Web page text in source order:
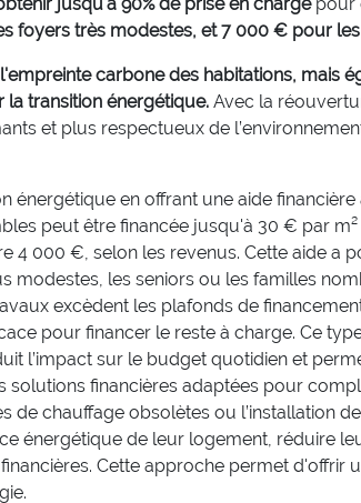
foyers très modestes, et 7 000 € pour
carbone des habitations, mais
transition énergétique. Avec la
et plus respectueux de
énergétique en offrant une aide
peut être financée jusqu'à 30 € par
4 000 €, selon les revenus. Cette aide a
les seniors ou les familles
excèdent les plafonds de
pour financer le reste à charge. Ce
l’impact sur le budget quotidien et
financières adaptées pour
de chauffage obsolètes ou l’installation
énergétique de leur logement, réduire
Cette approche permet d'offrir